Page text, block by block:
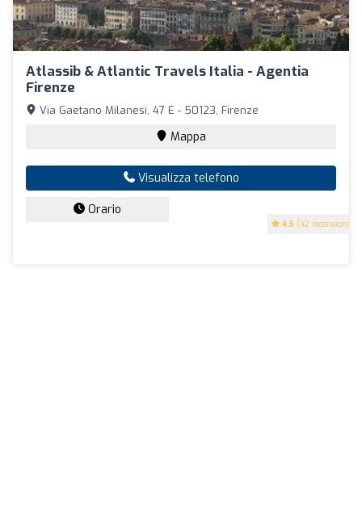
Atlassib & Atlantic Travels Italia - Agentia
Firenze
4.5 (42 recensioni)
Via Gaetano Milanesi, 47 E - 50123, Firenze
Mappa
Visualizza telefono
Orario